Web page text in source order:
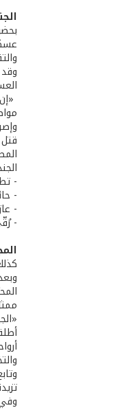
-
-
-
-
وفي